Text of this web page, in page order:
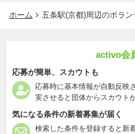
ホーム 五条駅(京都)周辺のボラ
activo会
応募が簡単、スカウトも
応募時に基本情報が自動反映
実させると団体からスカウト
気になる条件の新着募集が届く
検索した条件を登録すると新